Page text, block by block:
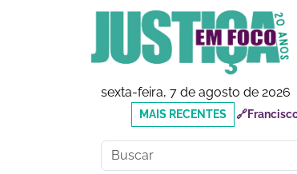
sexta-feira, 7 de agosto de 2026
MAIS
RECENTES
🔗Reforma